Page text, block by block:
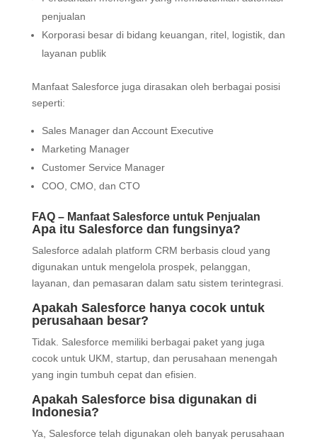
penjualan
Korporasi besar di bidang keuangan, ritel, logistik, dan
layanan publik
Manfaat Salesforce juga dirasakan oleh berbagai posisi
seperti:
Sales Manager dan Account Executive
Marketing Manager
Customer Service Manager
COO, CMO, dan CTO
FAQ – Manfaat Salesforce untuk Penjualan
Apa itu Salesforce dan fungsinya?
Salesforce adalah platform CRM berbasis cloud yang
digunakan untuk mengelola prospek, pelanggan,
layanan, dan pemasaran dalam satu sistem terintegrasi.
Apakah Salesforce hanya cocok untuk
perusahaan besar?
Tidak. Salesforce memiliki berbagai paket yang juga
cocok untuk UKM, startup, dan perusahaan menengah
yang ingin tumbuh cepat dan efisien.
Apakah Salesforce bisa digunakan di
Indonesia?
Ya, Salesforce telah digunakan oleh banyak perusahaan